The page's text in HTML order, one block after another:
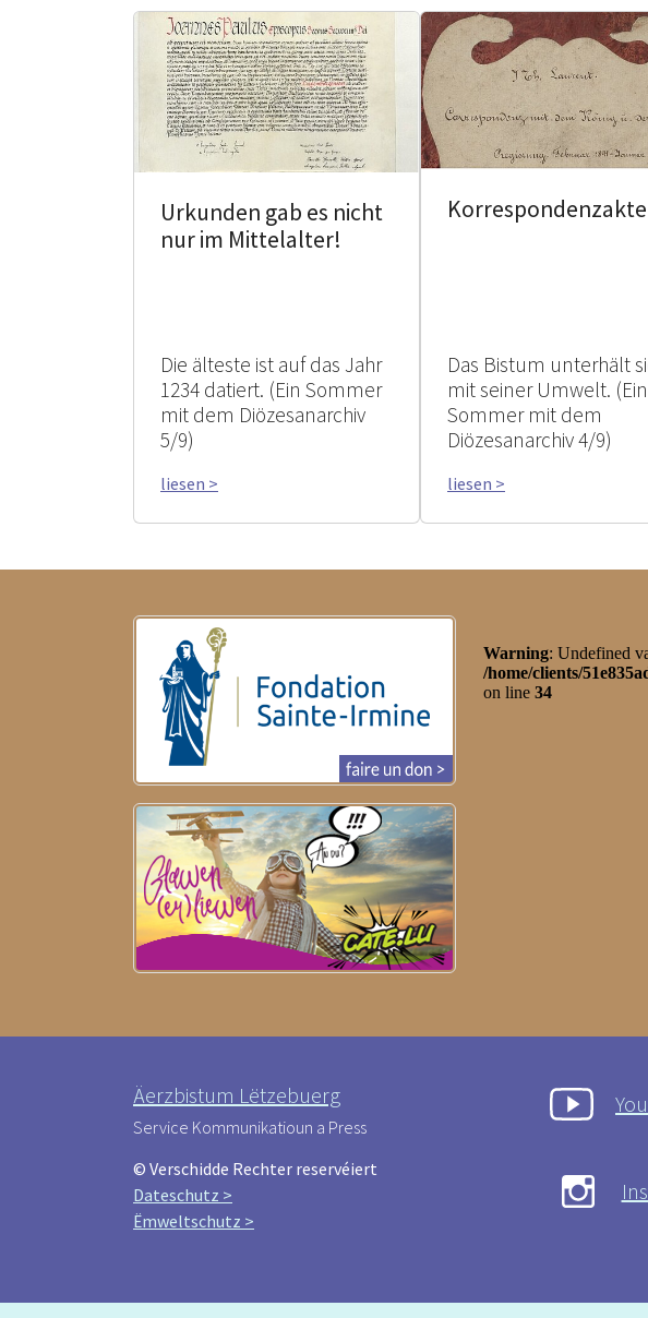
Urkunden gab es nicht
nur im Mittelalter!
Die älteste ist auf das Jahr
1234 datiert. (Ein Sommer
mit dem Diözesanarchiv
5/9)
liesen >
Das Bistum unterhält
mit seiner Umwelt. (Ein
Sommer mit dem
Diözesanarchiv 4/9)
liesen >
Äerzbistum Lëtzebuerg
Service Kommunikatioun a Press
© Verschidde Rechter reservéiert
Dateschutz >
Ëmweltschutz >